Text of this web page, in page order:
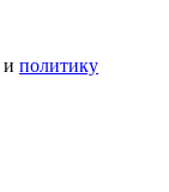
и политику